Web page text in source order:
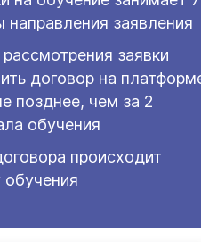
заявления
заявки
договор на
позднее, чем за 2
обучения
происходит
обучения